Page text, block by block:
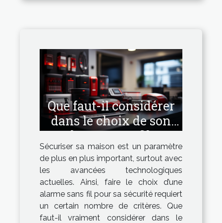
Que faut-il considérer
dans le choix de son
alarme sans fil ?
Sécuriser sa maison est un paramètre
de plus en plus important, surtout avec
les avancées technologiques
actuelles. Ainsi, faire le choix d’une
alarme sans fil pour sa sécurité requiert
un certain nombre de critères. Que
faut-il vraiment considérer dans le